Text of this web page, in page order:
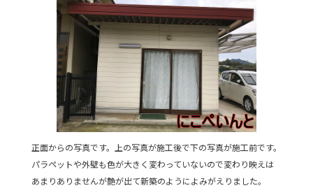
正面からの写真です。上の写真が施工後で下の写真が施工前です。
パラペットや外壁も色が大きく変わっていないので変わり映えは
あまりありませんが艶が出て新築のようによみがえりました。